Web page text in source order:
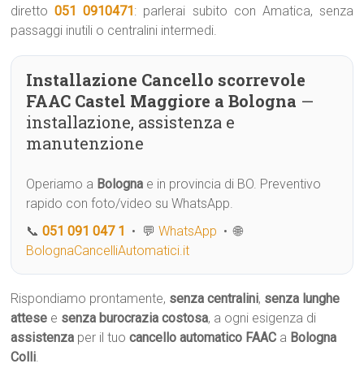
diretto051 0910471: parlerai subito con Amatica, senza
passaggi inutili o centralini intermedi.
Installazione Cancello scorrevole
FAAC Castel Maggiore a Bologna —
installazione, assistenza e
manutenzione
Operiamo a Bologna e in provincia di BO. Preventivo
rapido con foto/video su WhatsApp.
📞051 091 047 1 • 💬WhatsApp • 🌐
BolognaCancelliAutomatici.it
Rispondiamo prontamente, senza centralini, senza lunghe
attese e senza burocrazia costosa, a ogni esigenza di
assistenza per il tuocancello automatico FAAC a Bologna
Colli.